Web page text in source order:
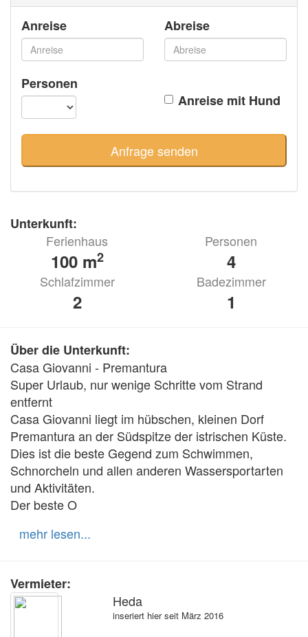
Anreise Abreise
Personen
Anreise mit Hund
Unterkunft:
Ferienhaus
100 m2
Personen
4
Schlafzimmer
2
Badezimmer
1
Über die Unterkunft:
Casa Giovanni - Premantura
Super Urlaub, nur wenige Schritte vom Strand
entfernt
Casa Giovanni liegt im hübschen, kleinen Dorf
Premantura an der Südspitze der istrischen Küste.
Dies ist die beste Gegend zum Schwimmen,
Schnorcheln und allen anderen Wassersportarten
und Aktivitäten.
Der beste O
mehr lesen...
Vermieter:
Heda
inseriert hier seit März 2016